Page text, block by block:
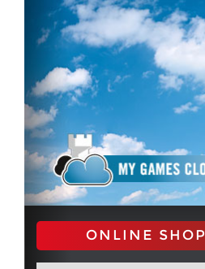
ONLINE SHOP